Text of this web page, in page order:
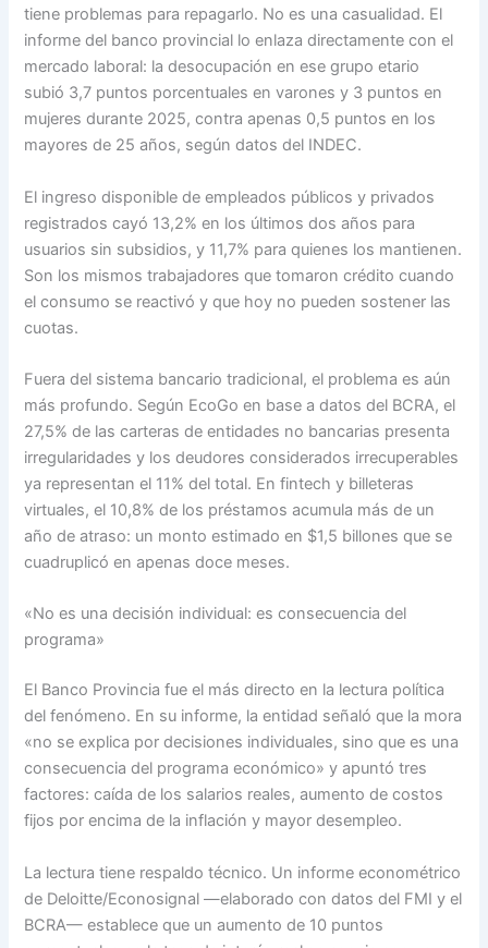
tiene problemas para repagarlo. No es una casualidad. El
informe del banco provincial lo enlaza directamente con el
mercado laboral: la desocupación en ese grupo etario
subió 3,7 puntos porcentuales en varones y 3 puntos en
mujeres durante 2025, contra apenas 0,5 puntos en los
mayores de 25 años, según datos del INDEC.
El ingreso disponible de empleados públicos y privados
registrados cayó 13,2% en los últimos dos años para
usuarios sin subsidios, y 11,7% para quienes los mantienen.
Son los mismos trabajadores que tomaron crédito cuando
el consumo se reactivó y que hoy no pueden sostener las
cuotas.
Fuera del sistema bancario tradicional, el problema es aún
más profundo. Según EcoGo en base a datos del BCRA, el
27,5% de las carteras de entidades no bancarias presenta
irregularidades y los deudores considerados irrecuperables
ya representan el 11% del total. En fintech y billeteras
virtuales, el 10,8% de los préstamos acumula más de un
año de atraso: un monto estimado en $1,5 billones que se
cuadruplicó en apenas doce meses.
«No es una decisión individual: es consecuencia del
programa»
El Banco Provincia fue el más directo en la lectura política
del fenómeno. En su informe, la entidad señaló que la mora
«no se explica por decisiones individuales, sino que es una
consecuencia del programa económico» y apuntó tres
factores: caída de los salarios reales, aumento de costos
fijos por encima de la inflación y mayor desempleo.
La lectura tiene respaldo técnico. Un informe econométrico
de Deloitte/Econosignal —elaborado con datos del FMI y el
BCRA— establece que un aumento de 10 puntos